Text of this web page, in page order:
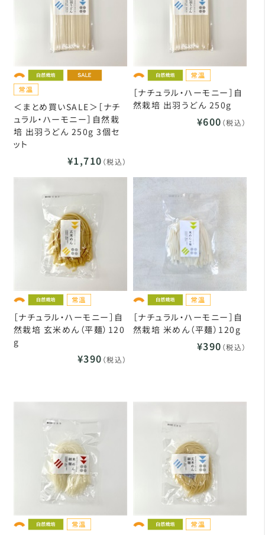
＜まとめ買いSALE＞［ナチ
ュラル・ハーモニー］自然栽
培 出羽うどん 250g 3個セ
ット
¥1,710 （税込）
［ナチュラル・ハーモニー］自
然栽培 出羽うどん 250g
¥600 （税込）
［ナチュラル・ハーモニー］自
然栽培 玄米めん（平麺）120
g
¥390 （税込）
［ナチュラル・ハーモニー］自
然栽培 米めん（平麺）120g
¥390 （税込）